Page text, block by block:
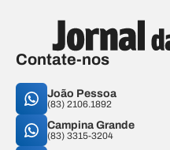
Contate-nos
João Pessoa
(83) 2106.1892
Campina Grande
(83) 3315-3204